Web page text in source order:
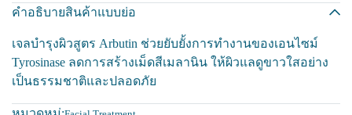
คำอธิบายสินค้าแบบย่อ
เจลบำรุงผิวสูตร Arbutin ช่วยยับยั้งการทำงานของเอนไซม์
Tyrosinase ลดการสร้างเม็ดสีเมลานิน ให้ผิวแลดูขาวใสอย่าง
เป็นธรรมชาติและปลอดภัย